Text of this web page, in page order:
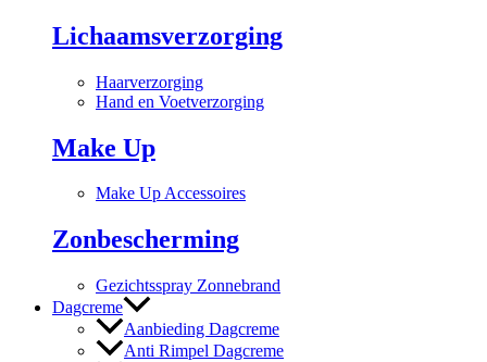
Lichaamsverzorging
Haarverzorging
Hand en Voetverzorging
Make Up
Make Up Accessoires
Zonbescherming
Gezichtsspray Zonnebrand
Dagcreme
Aanbieding Dagcreme
Anti Rimpel Dagcreme